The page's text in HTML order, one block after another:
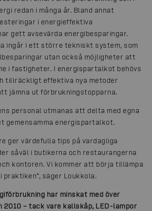
redan i många år. Bland annat
i energieffektiva
gett avsevärda energibesparingar.
ingår i ett större tekniskt system, som
utan också möjligheter att
i fastigheter. I energispartalkot behövs
tillräckligt effektiva nya metoder
jämna ut förbrukningstopparna.
personal utmanas att delta med egna
gemensamma energispartalkot.
ger värdefulla tips på vardagliga
såväl i butikerna och restaurangerna
kontoren. Vi kommer att börja tillämpa
praktiken”, säger Loukkola.
har minskat med över
2010 – tack vare kallskåp, LED-lampor